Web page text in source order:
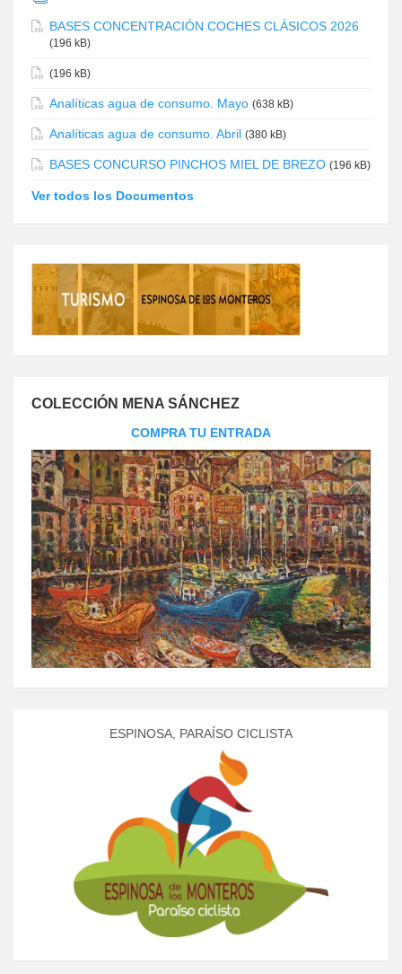
BASES CONCENTRACIÓN COCHES CLÁSICOS 2026
(196 kB)
(196 kB)
Analíticas agua de consumo. Mayo (638 kB)
Analíticas agua de consumo. Abril (380 kB)
BASES CONCURSO PINCHOS MIEL DE BREZO (196 kB)
Ver todos los Documentos
COLECCIÓN MENA SÁNCHEZ
COMPRA TU ENTRADA
ESPINOSA, PARAÍSO CICLISTA